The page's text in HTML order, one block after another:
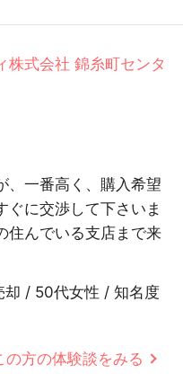
株式会社 錦糸町センタ
、一番高く、購入希望
ぐに交渉して下さいま
住んでいる支店まで来
却 / 50代女性 / 知名度
の方の体験談をみる